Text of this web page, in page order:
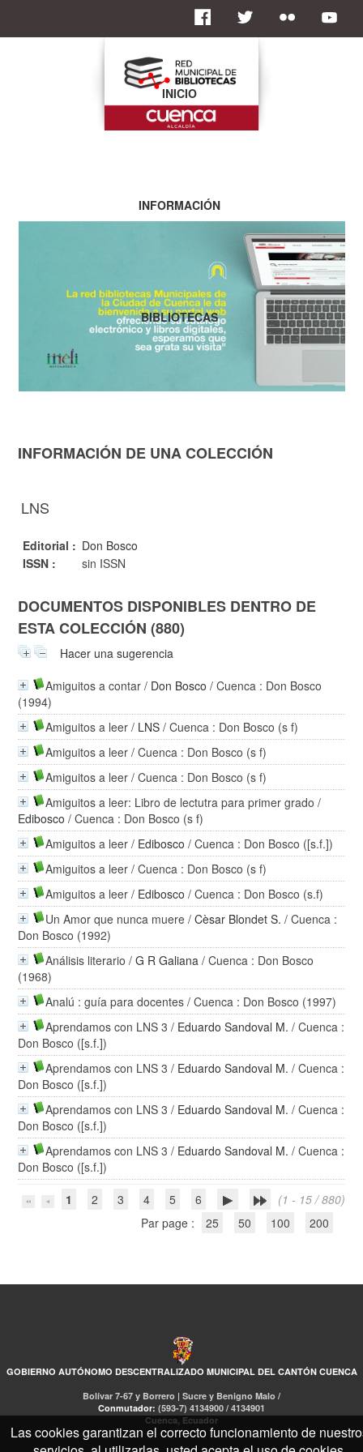
INFORMACIÓN DE UNA COLECCIÓN
LNS
Editorial : Don Bosco
ISSN :
sin ISSN
DOCUMENTOS DISPONIBLES DENTRO DE
ESTA COLECCIÓN (880)
Hacer una sugerencia
Amiguitos a contar / Don Bosco / Cuenca : Don Bosco
(1994)
Amiguitos a leer / LNS / Cuenca : Don Bosco (s f)
Amiguitos a leer / Cuenca : Don Bosco (s f)
Amiguitos a leer / Cuenca : Don Bosco (s f)
Amiguitos a leer: Libro de lectutra para primer grado /
Edibosco / Cuenca : Don Bosco (s f)
Amiguitos a leer / Edibosco / Cuenca : Don Bosco ([s.f.])
Amiguitos a leer / Cuenca : Don Bosco (s f)
Amiguitos a leer / Edibosco / Cuenca : Don Bosco (s.f)
Un Amor que nunca muere /Cèsar Blondet S. / Cuenca :
Don Bosco (1992)
Análisis literario /G R Galiana / Cuenca : Don Bosco
(1968)
Analú : guía para docentes / Cuenca : Don Bosco (1997)
Aprendamos con LNS 3 / Eduardo Sandoval M. / Cuenca :
Don Bosco ([s.f.])
Aprendamos con LNS 3 / Eduardo Sandoval M. / Cuenca :
Don Bosco ([s.f.])
Aprendamos con LNS 3 / Eduardo Sandoval M. / Cuenca :
Don Bosco ([s.f.])
Aprendamos con LNS 3 / Eduardo Sandoval M. / Cuenca :
Don Bosco ([s.f.])
1
2 3 4 5 6
(1 - 15 / 880)
Par page :
25 50 100 200
GOBIERNO AUTÓNOMO DESCENTRALIZADO MUNICIPAL DEL CANTÓN CUENCA
Bolívar 7-67 y Borrero | Sucre y Benigno Malo /
Conmutador: (593-7) 4134900 / 4134901
Cuenca, Ecuador
INICIO
INFORMACIÓN
BIBLIOTECAS
Las cookies garantizan el correcto funcionamiento de